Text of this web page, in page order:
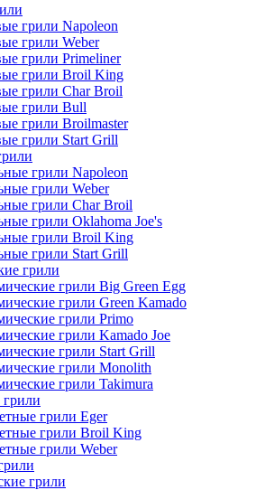
грили Napoleon
грили Weber
грили Primeliner
грили Broil King
грили Char Broil
грили Bull
грили Broilmaster
грили Start Grill
грили Napoleon
грили Weber
грили Char Broil
грили Oklahoma Joe's
грили Broil King
грили Start Grill
грили
грили Big Green Egg
грили Green Kamado
грили Primo
грили Kamado Joe
грили Start Grill
грили Monolith
грили Takimura
грили Eger
грили Broil King
грили Weber
грили